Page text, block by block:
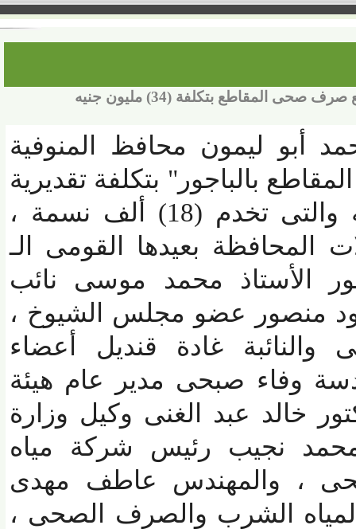
بتكلفة (34) مليون جنيه
أبو ليمون محافظ المنوفية
بالباجور" بتكلفة تقديرية
بلغت (34) مليون جنيه والتى تخدم (18) ألف نسمة ،
بعيدها القومى الـ
الأستاذ محمد موسى نائب
منصور عضو مجلس الشيوخ ،
غادة قنديل أعضاء
وفاء صبحى مدير عام هيئة
خالد عبد الغنى وكيل وزارة
نجيب رئيس شركة مياه
، والمهندس عاطف مهدى
الشرب والصرف الصحى ،